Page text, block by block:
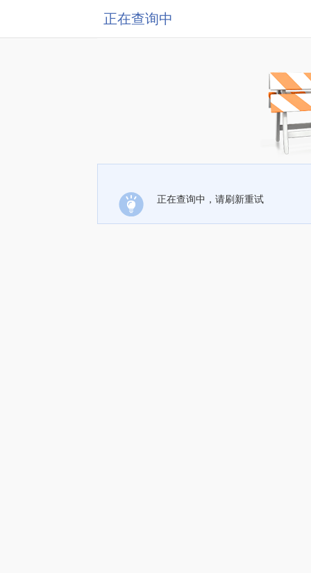
正在查询中
正在查询中，请刷新重试